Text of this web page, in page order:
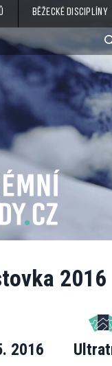
Běžecké disciplíny
2016
2016